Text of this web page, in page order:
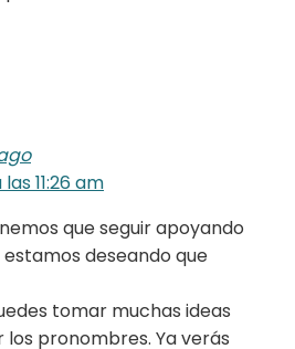
11:26 am
que seguir apoyando
estamos deseando que
tomar muchas ideas
pronombres. Ya verás